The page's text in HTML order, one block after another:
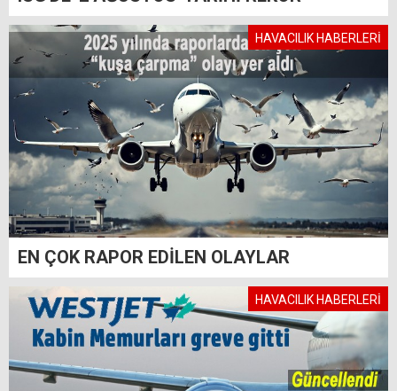
HAVACILIK HABERLERİ
EN ÇOK RAPOR EDİLEN OLAYLAR
HAVACILIK HABERLERİ